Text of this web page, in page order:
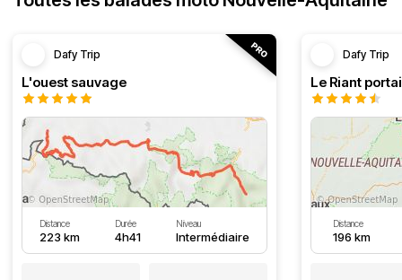
Dafy Trip
L'ouest sauvage
Distance
223 km
Durée
4h41
Niveau
Intermédiaire
Dafy Trip
Le Riant
Distance
196 km